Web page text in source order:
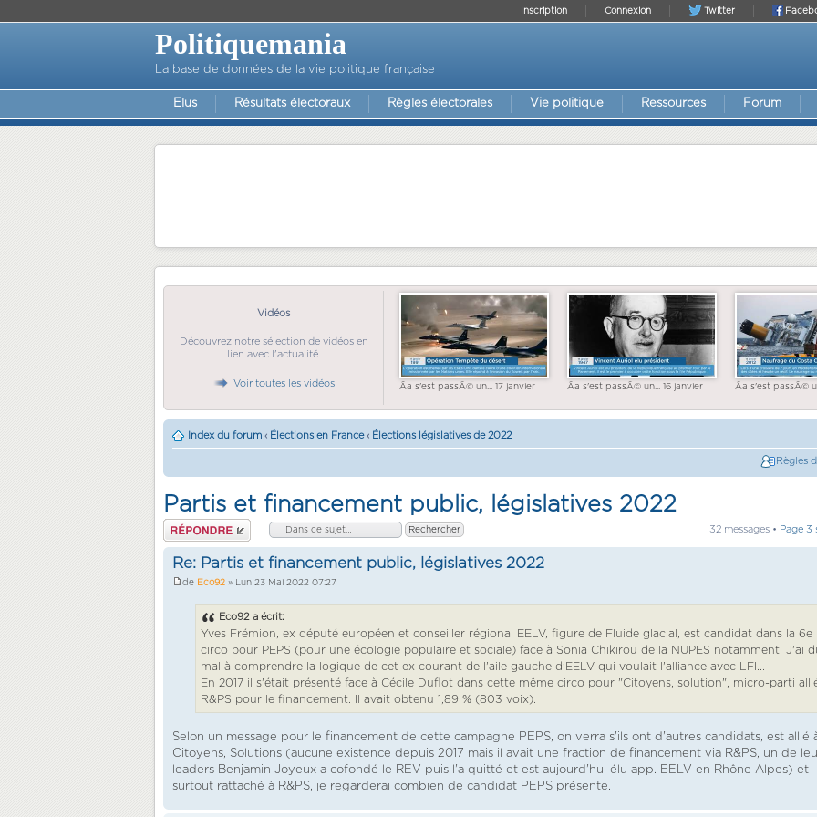
Twitter
Connexion
Inscription
Politiquemania
La base de données de la vie politique française
Elus Résultats électoraux Règles électorales Vie politique Ressources Forum
Vidéos
Découvrez notre sélection de vidéos en
lien avec l'actualité.
Voir toutes les vidéos Ãa s'est passÃ© un... 17 janvier Ãa s'est passÃ© un... 16 janvier Ãa s'est passÃ©
Index du forum ‹ Élections en France ‹ Élections législatives de 2022
Règles
Partis et financement public, législatives 2022
Répondre 32 messages • Page 3
Re: Partis et financement public, législatives 2022
de Eco92 » Lun 23 Mai 2022 07:27
Eco92 a écrit:
Yves Frémion, ex député européen et conseiller régional EELV, figure de Fluide glacial, est candidat dans la 6e
circo pour PEPS (pour une écologie populaire et sociale) face à Sonia Chikirou de la NUPES notamment. J'ai
mal à comprendre la logique de cet ex courant de l'aile gauche d'EELV qui voulait l'alliance avec LFI...
En 2017 il s'était présenté face à Cécile Duflot dans cette même circo pour "Citoyens, solution", micro-parti
R&PS pour le financement. Il avait obtenu 1,89 % (803 voix).
Selon un message pour le financement de cette campagne PEPS, on verra s'ils ont d'autres candidats, est allié
Citoyens, Solutions (aucune existence depuis 2017 mais il avait une fraction de financement via R&PS, un de
leaders Benjamin Joyeux a cofondé le REV puis l'a quitté et est aujourd'hui élu app. EELV en Rhône-Alpes) et
surtout rattaché à R&PS, je regarderai combien de candidat PEPS présente.